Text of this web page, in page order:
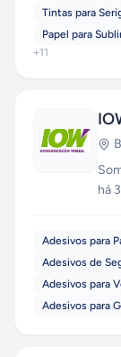
Tintas para
Papel para
+11
há
dos
Adesivos para
Adesivos de
Adesivos para
Adesivos para